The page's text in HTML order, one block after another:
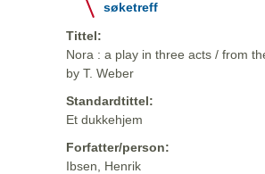
søketreff
Tittel:
Nora : a play in three acts / from
by T. Weber
Standardtittel:
Et dukkehjem
Forfatter/person:
Ibsen, Henrik